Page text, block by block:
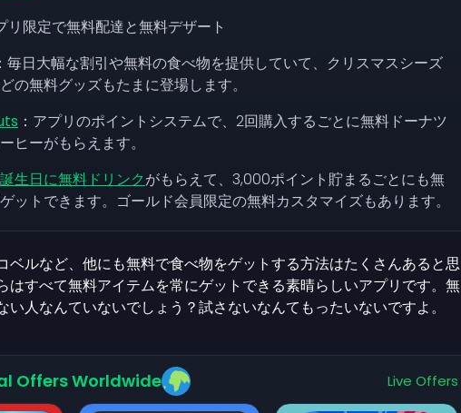
リ限定で無料配達と無料デザート
： 毎日大幅な割引や無料の食べ物を提供していて、クリスマスシーズ
の無料グッズもたまに登場します。
： アプリのポイントシステムで、2回購入するごとに無料ドーナツ
ヒーがもらえます。
誕生日に無料ドリンクがもらえて、3,000ポイント貯まるごとにも無
ットできます。ゴールド会員限定の無料カスタマイズもあります。
ベルなど、他にも無料で食べ物をゲットする方法はたくさんあると思
はすべて無料アイテムを常にゲットできる素晴らしいアプリです。無
い人なんていないでしょう？試さないなんてもったいないですよ。
Offers Worldwide Live Offers